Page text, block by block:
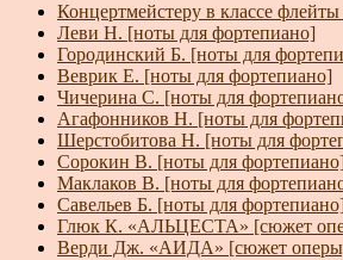
Концертмейстеру в классе
Леви Н. [ноты для фортепиано]
Городинский Б. [ноты для
Веврик Е. [ноты для фортепиано]
Чичерина С. [ноты для
Агафонников Н. [ноты для
Шерстобитова Н. [ноты для
Сорокин В. [ноты для
Маклаков В. [ноты для
Савельев Б. [ноты для
Глюк К. «АЛЬЦЕСТА» [сюжет
Верди Дж. «АИДА» [сюжет